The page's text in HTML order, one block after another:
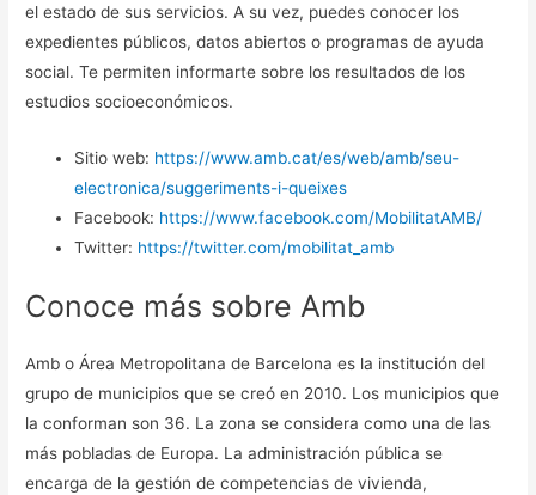
el estado de sus servicios. A su vez, puedes conocer los
expedientes públicos, datos abiertos o programas de ayuda
social. Te permiten informarte sobre los resultados de los
estudios socioeconómicos.
Sitio web: https://www.amb.cat/es/web/amb/seu-
electronica/suggeriments-i-queixes
Facebook: https://www.facebook.com/MobilitatAMB/
Twitter: https://twitter.com/mobilitat_amb
Conoce más sobre Amb
Amb o Área Metropolitana de Barcelona es la institución del
grupo de municipios que se creó en 2010. Los municipios que
la conforman son 36. La zona se considera como una de las
más pobladas de Europa. La administración pública se
encarga de la gestión de competencias de vivienda,